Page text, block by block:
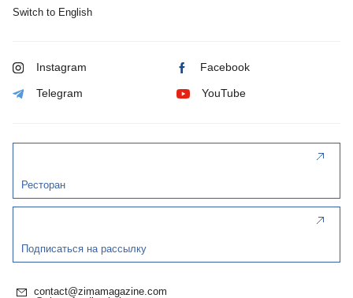
Switch to English
Instagram Facebook
Telegram YouTube
Ресторан
Подписаться на рассылку
contact@zimamagazine.com